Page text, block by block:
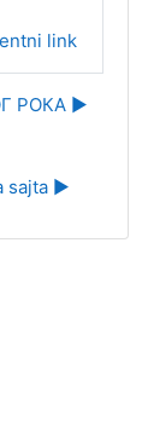
link
РОКА ▶︎
sajta ▶︎